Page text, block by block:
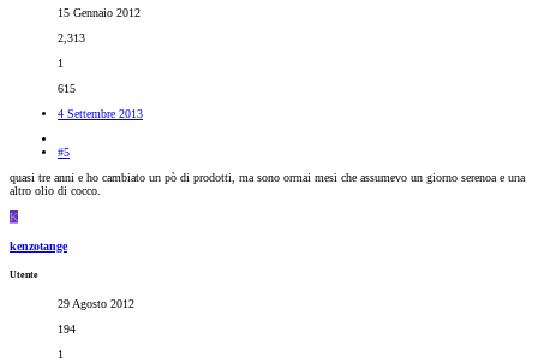
15 Gennaio 2012
2,313
1
615
4 Settembre 2013
#5
quasi tre anni e ho cambiato un pò di prodotti, ma sono ormai mesi che assumevo un giorno serenoa e una
altro olio di cocco.
K
kenzotange
Utente
29 Agosto 2012
194
1